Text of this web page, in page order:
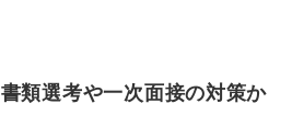
類選考や一次面接の対策か